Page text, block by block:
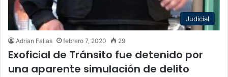
Judicial
Adrian Fallas febrero 7, 2020 29
Exoficial de Tránsito fue detenido por
una aparente simulación de delito